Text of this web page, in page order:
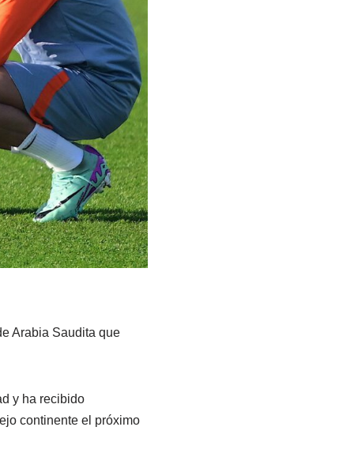
Arabia Saudita que
y ha recibido
continente el próximo